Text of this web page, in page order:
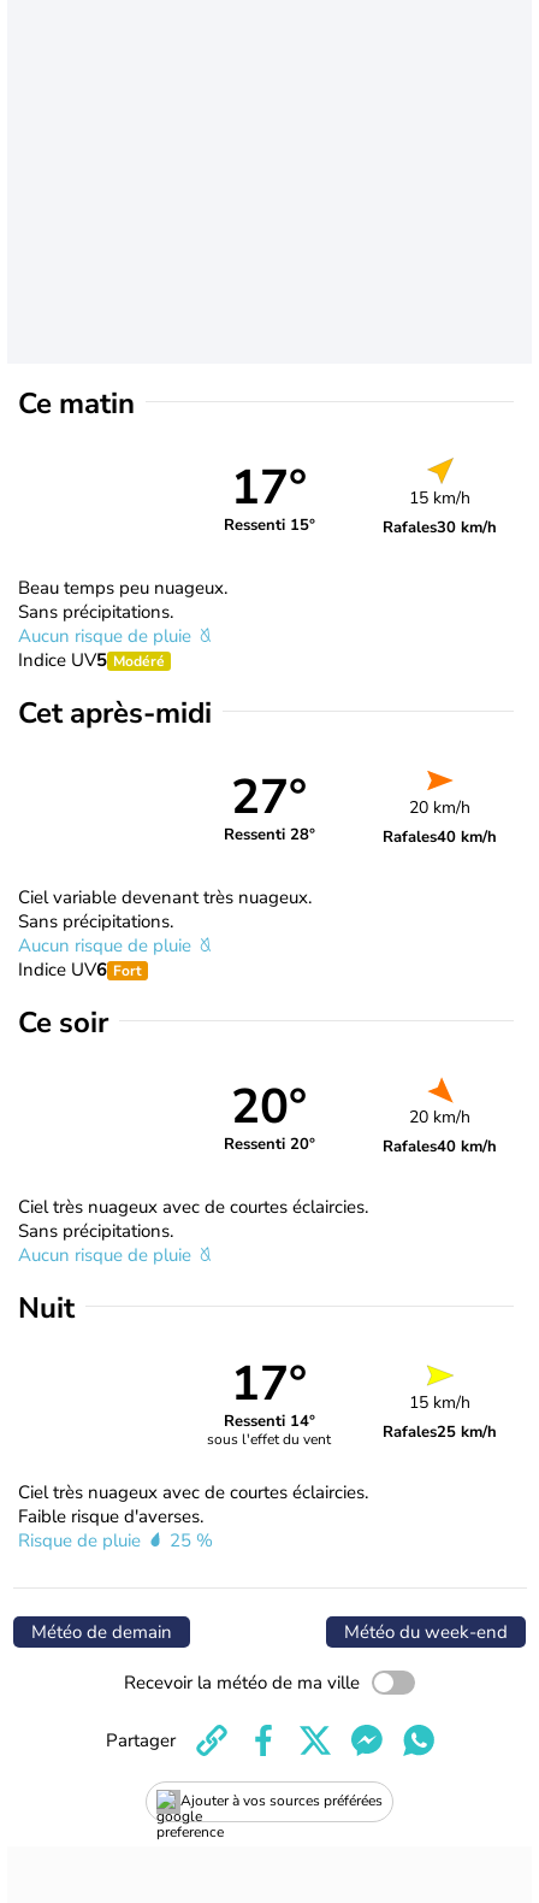
Ce matin
17°
Ressenti 15°
15 km/h
Rafales30 km/h
Beau temps peu nuageux.
Sans précipitations.
Aucun risque de pluie
Indice UV5 Modéré
Cet après-midi
27°
Ressenti 28°
20 km/h
Rafales40 km/h
Ciel variable devenant très nuageux.
Sans précipitations.
Aucun risque de pluie
Indice UV6 Fort
Ce soir
20°
Ressenti 20°
20 km/h
Rafales40 km/h
Ciel très nuageux avec de courtes éclaircies.
Sans précipitations.
Aucun risque de pluie
Nuit
17°
Ressenti 14°
sous l'effet du vent
15 km/h
Rafales25 km/h
Ciel très nuageux avec de courtes éclaircies.
Faible risque d'averses.
Risque de pluie
25 %
Météo de demain Météo du week-end
Recevoir la météo de ma ville
Ajouter à vos sources préférées
Partager